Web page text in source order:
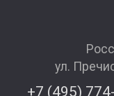
ул.
+7 (495)